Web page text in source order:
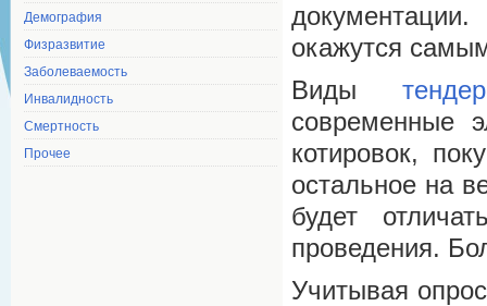
Демография
Физразвитие
Заболеваемость
Инвалидность
Смертность
Прочее
окажутся
Виды
современные
котировок,
остальное на
будет
проведения.
Учитывая